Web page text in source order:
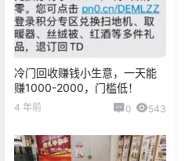
冷门回收赚钱小生意，一天能
赚1000-2000，门槛低！
4 年前 0 543